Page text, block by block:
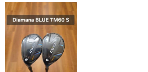
担いただければ、頑丈
トでご相談をお願い致
連絡をお願い致しま
申請をお願いいたしま
はありませ